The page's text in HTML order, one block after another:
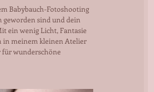
Babybauch-Fotoshooting
geworden sind und dein
ein wenig Licht, Fantasie
in meinem kleinen Atelier
für wunderschöne